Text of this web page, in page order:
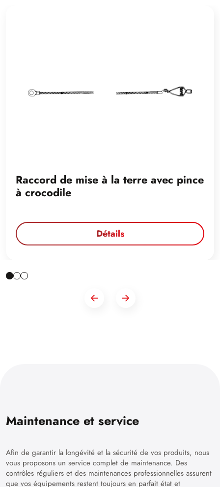
Raccord de mise à la terre avec pince
à crocodile
Détails
Maintenance et service
Afin de garantir la longévité et la sécurité de vos produits, nous
vous proposons un service complet de maintenance. Des
contrôles réguliers et des maintenances professionnelles assurent
que vos équipements restent toujours en parfait état et